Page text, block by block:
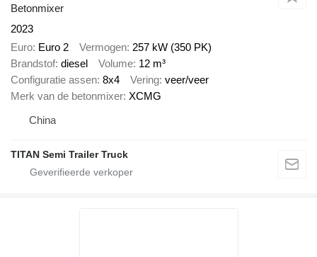
Betonmixer
2023
Euro Euro 2 Vermogen 257 kW (350 PK)
Brandstof diesel Volume 12 m³
Configuratie assen 8x4 Vering veer/veer
Merk van de betonmixer XCMG
China
TITAN Semi Trailer Truck